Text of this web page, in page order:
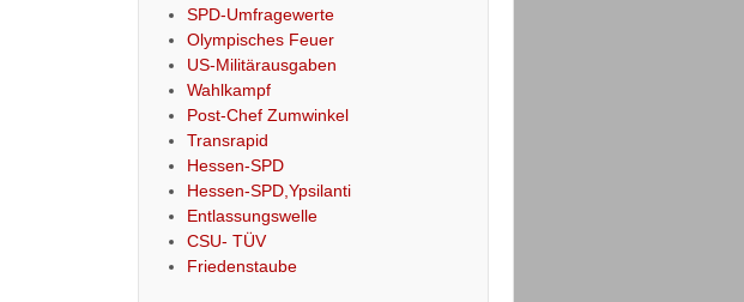
SPD-Umfragewerte
Olympisches Feuer
US-Militärausgaben
Wahlkampf
Post-Chef Zumwinkel
Transrapid
Hessen-SPD
Hessen-SPD,Ypsilanti
Entlassungswelle
CSU- TÜV
Friedenstaube